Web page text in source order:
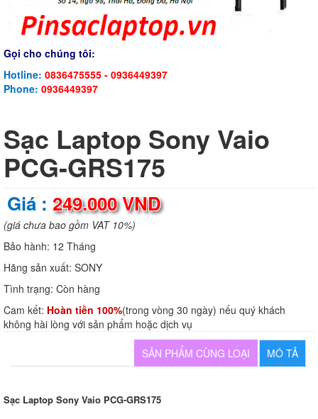
Gọi cho chúng tôi:
Hotline: 0836475555 - 0936449397
Phone: 0936449397
Sạc Laptop Sony Vaio
PCG-GRS175
Giá : 249.000 VND
(giá chưa bao gồm VAT 10%)
Bảo hành: 12 Tháng
Hãng sản xuất: SONY
Tình trạng: Còn hàng
Cam kết: Hoàn tiền 100%(trong vòng 30 ngày) nếu quý khách
không hài lòng với sản phẩm hoặc dịch vụ
MÔ TẢ
SẢN PHẨM CÙNG LOẠI
Sạc Laptop Sony Vaio PCG-GRS175